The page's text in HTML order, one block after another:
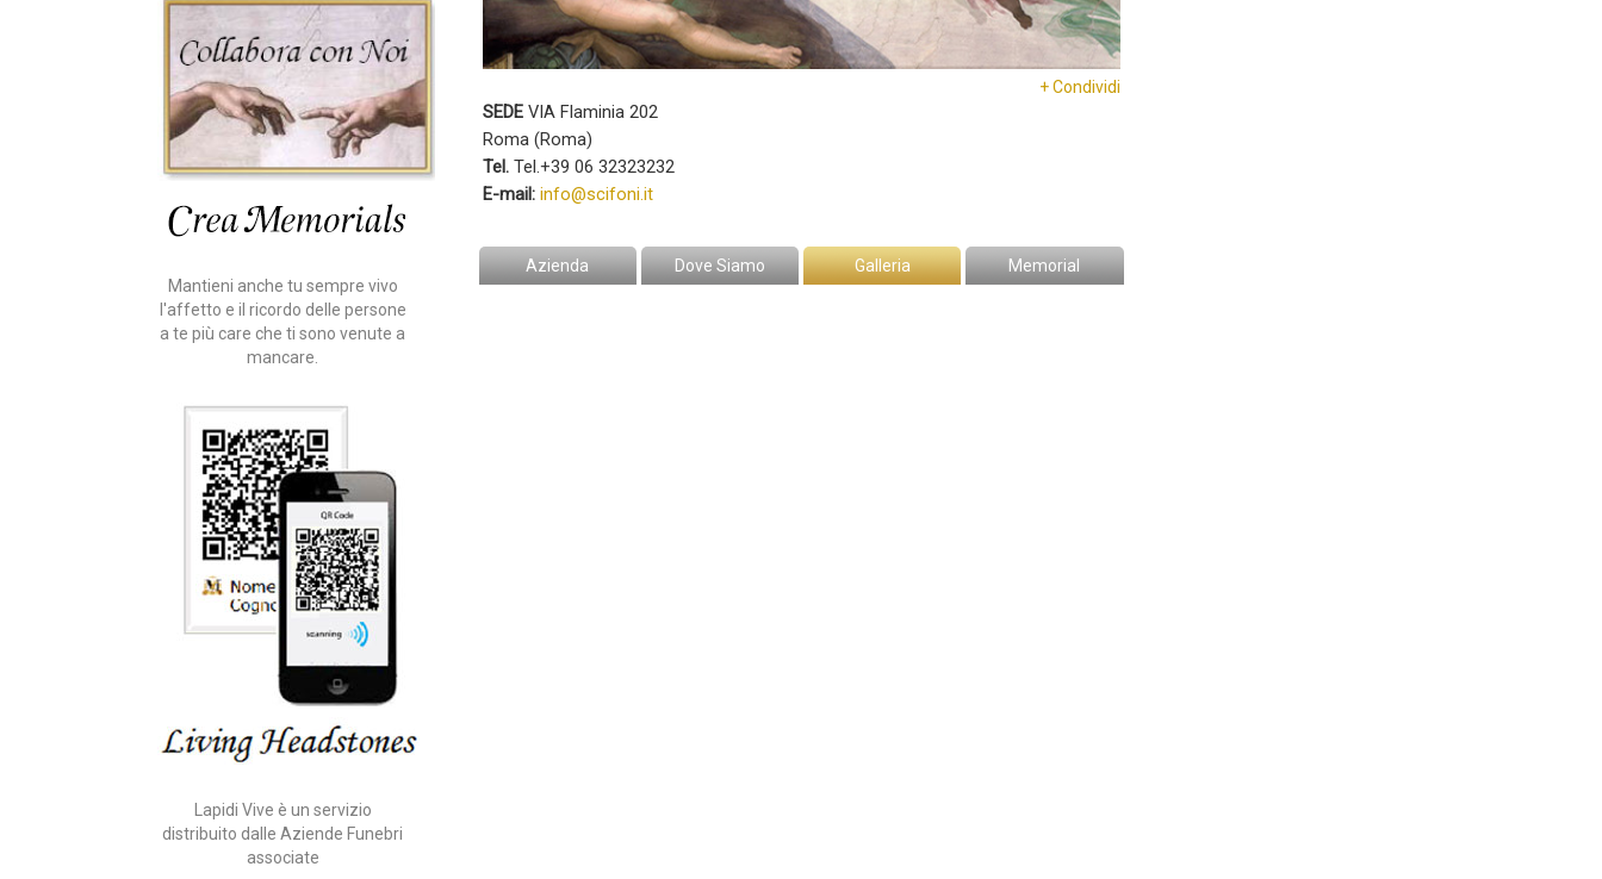
Mantieni anche tu sempre vivo
l'affetto e il ricordo delle persone
a te più care che ti sono venute a
mancare.
Lapidi Vive è un servizio
distribuito dalle Aziende Funebri
associate
+ Condividi
SEDEVIA Flaminia 202
Roma (Roma)
Tel.Tel.+39 06 32323232
E-mail: info@scifoni.it
Azienda Dove Siamo Galleria Memorial